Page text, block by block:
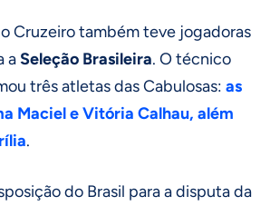
Cruzeiro também teve jogadoras
aSeleção Brasileira. O técnico
três atletas das Cabulosas: as
Maciel e Vitória Calhau, além
.
do Brasil para a disputa da